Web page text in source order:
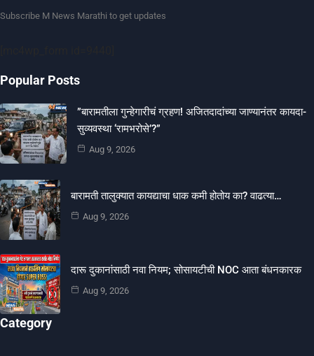
Subscribe M News Marathi to get updates
Popular Posts
​”बारामतीला गुन्हेगारीचं ग्रहण! अजितदादांच्या जाण्यानंतर कायदा-
सुव्यवस्था ‘रामभरोसे’?”
Aug 9, 2026
बारामती तालुक्यात कायद्याचा धाक कमी होतोय का? वाढत्या…
Aug 9, 2026
दारू दुकानांसाठी नवा नियम; सोसायटीची NOC आता बंधनकारक
Aug 9, 2026
Category